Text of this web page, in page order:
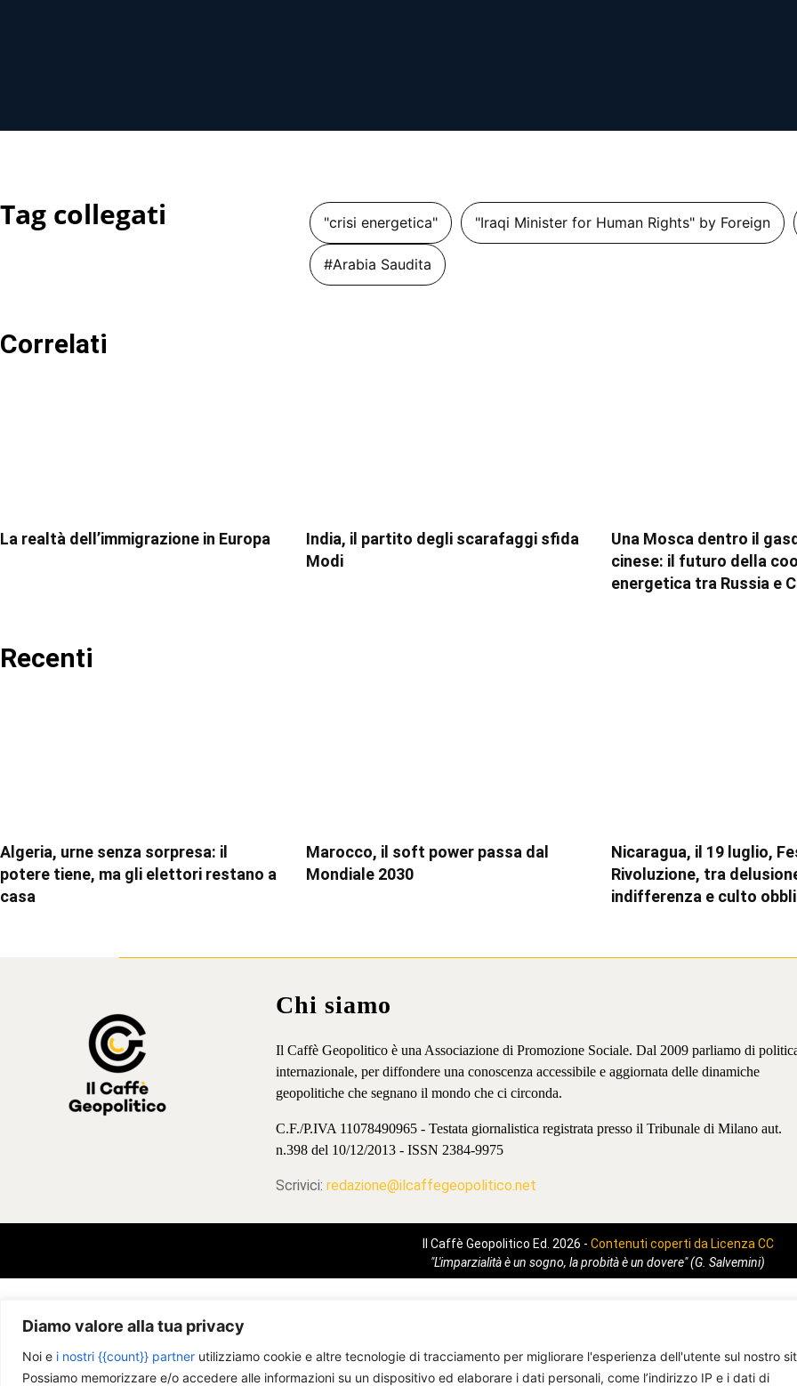
Diamo valore alla tua privacy
Noi e i nostri {{count}} partner utilizziamo cookie e altre tecnologie di tracciamento per migliorare l'esperienza dell'utente sul nostro
Possiamo memorizzare e/o accedere alle informazioni su un dispositivo ed elaborare i dati personali, come l’indirizzo IP e i dati di
Tag collegati "crisi energetica" "Iraqi Minister for Human Rights" by Foreign
#Arabia Saudita
Correlati
La realtà dell’immigrazione in Europa
India, il partito degli scarafaggi sfida
Modi
Una Mosca dentro il
cinese: il futuro della
energetica tra Russia e
Recenti
Algeria, urne senza sorpresa: il
potere tiene, ma gli elettori restano a
casa
Marocco, il soft power passa dal
Mondiale 2030
Nicaragua, il 19 luglio,
Rivoluzione, tra
indifferenza e culto
Chi siamo
Il Caffè Geopolitico è una Associazione di Promozione Sociale. Dal 2009 parliamo di
internazionale, per diffondere una conoscenza accessibile e aggiornata delle dinamiche
geopolitiche che segnano il mondo che ci circonda.
C.F./P.IVA 11078490965 - Testata giornalistica registrata presso il Tribunale di Milano aut.
n.398 del 10/12/2013 - ISSN 2384-9975
Scrivici: redazione@ilcaffegeopolitico.net
Il Caffè Geopolitico Ed. 2026 - Contenuti coperti da Licenza CC
"L'imparzialità è un sogno, la probità è un dovere" (G. Salvemini)